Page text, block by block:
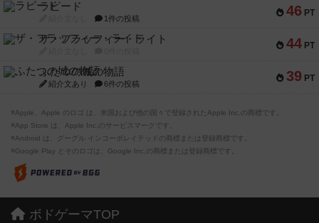
46 PT
ラピード
1件の投稿
44 PT
ザ・フラッフィー・ライト
39 PT
ふたつの城の物語
紹介文あり 6件の投稿
※Apple、Apple のロゴ は、米国および他の国々で登録されたApple Inc.の商標です。
※App Store は、Apple Inc.のサービスマークです。
※Android は、グーグル インコーポレイテッドの商標または登録商標です。
※Google Play とそのロゴは、Google Inc.の商標または登録商標です。
ボドゲーマTOP